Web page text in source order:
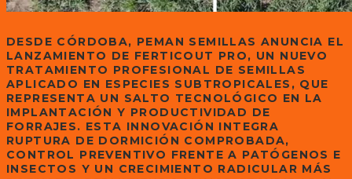
DESDE CÓRDOBA, PEMAN SEMILLAS ANUNCIA EL
LANZAMIENTO DE FERTICOUT PRO, UN NUEVO
TRATAMIENTO PROFESIONAL DE SEMILLAS
APLICADO EN ESPECIES SUBTROPICALES, QUE
REPRESENTA UN SALTO TECNOLÓGICO EN LA
IMPLANTACIÓN Y PRODUCTIVIDAD DE
FORRAJES. ESTA INNOVACIÓN INTEGRA
RUPTURA DE DORMICIÓN COMPROBADA,
CONTROL PREVENTIVO FRENTE A PATÓGENOS E
INSECTOS Y UN CRECIMIENTO RADICULAR MÁS